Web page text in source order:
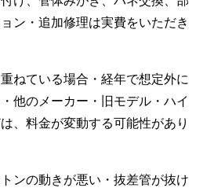
ン・追加修理は実費をいただき
ねている場合・経年で想定外に
他のメーカー・旧モデル・ハイ
、料金が変動する可能性があり
ンの動きが悪い・抜差管が抜け